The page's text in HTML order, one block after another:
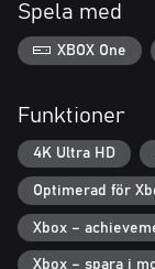
Spela med
XBOX One
Funktioner
4K Ultra HD
Optimerad för
Xbox –
Xbox – spara i